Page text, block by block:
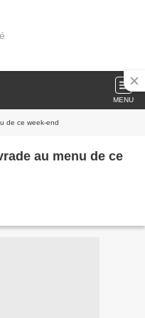
MENU
de ce week-end
au menu de ce